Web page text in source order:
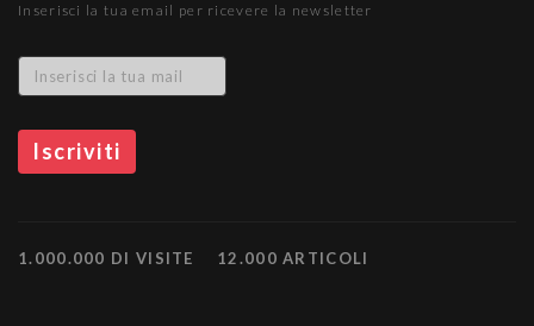
Inserisci la tua email per ricevere la newsletter
1.000.000 DI VISITE 12.000 ARTICOLI